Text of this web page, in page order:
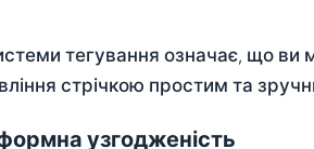
тегування означає, що ви
стрічкою простим та
узгодженість